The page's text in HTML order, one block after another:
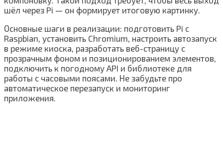
шёл через Pi — он формирует итоговую картинку.
Основные шаги в реализации: подготовить Pi с
Raspbian, установить Chromium, настроить автозапуск
в режиме киоска, разработать веб-страницу с
прозрачным фоном и позиционированием элементов,
подключить к погодному API и библиотеке для
работы с часовыми поясами. Не забудьте про
автоматическое перезапуск и мониторинг
приложения.